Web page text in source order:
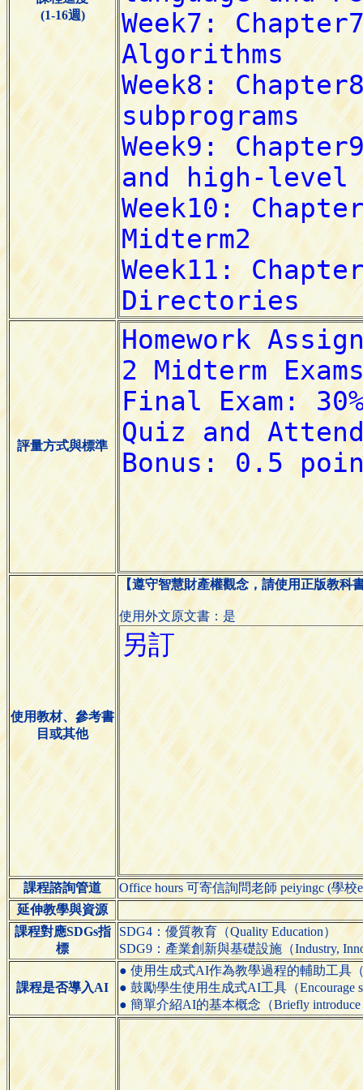
(1-16週)
評量方式與標準
使用教材、參考書
目或其他
【遵守智慧財產權觀念，請使用正版教科
使用外文原文書：是
課程諮詢管道
Office hours 可寄信詢問老師 peiyingc (學校
延伸教學與資源
課程對應SDGs指
標
SDG4：優質教育（Quality Education）
SDG9：產業創新與基礎設施（Industry,
課程是否導入AI
● 使用生成式AI作為教學過程的輔助工具（
● 鼓勵學生使用生成式AI工具（Encourage
● 簡單介紹AI的基本概念（Briefly introduce